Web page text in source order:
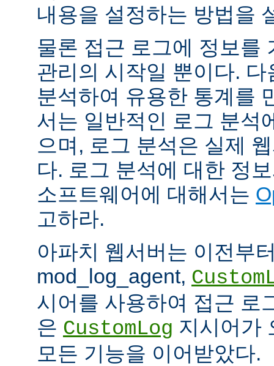
내용을 설정하는 방법을
물론 접근 로그에 정보를
관리의 시작일 뿐이다.
분석하여 유용한 통계를
서는 일반적인 로그 분석
으며, 로그 분석은 실제
다. 로그 분석에 대한 정
소프트웨어에 대해서는
고하라.
아파치 웹서버는 이전부
mod_log_agent,
시어를 사용하여 접근 로
은 CustomLog 지시어가
모든 기능을 이어받았다.